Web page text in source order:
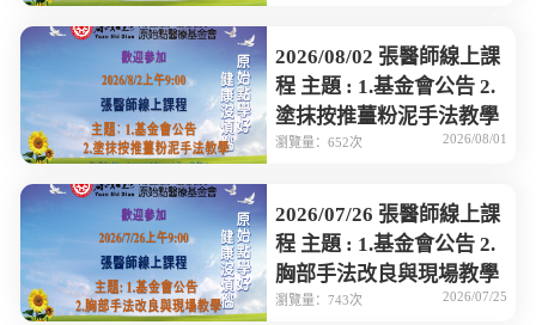
2026/08/02 張醫師線上課
程 主題 : 1.基金會公告 2.
塗抹按推薑粉泥手法教學
瀏覽量：652次 2026/08/01
2026/07/26 張醫師線上課
程 主題 : 1.基金會公告 2.
胸部手法改良與現場教學
瀏覽量：743次 2026/07/25